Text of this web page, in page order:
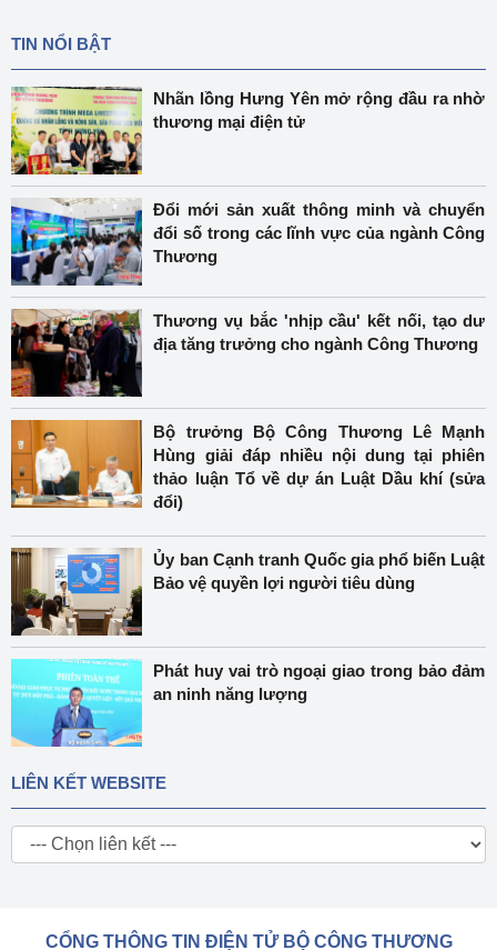
TIN NỔI BẬT
Nhãn lồng Hưng Yên mở rộng đầu ra nhờ
thương mại điện tử
Đổi mới sản xuất thông minh và chuyển
đổi số trong các lĩnh vực của ngành Công
Thương
Thương vụ bắc 'nhịp cầu' kết nối, tạo dư
địa tăng trưởng cho ngành Công Thương
Bộ trưởng Bộ Công Thương Lê Mạnh
Hùng giải đáp nhiều nội dung tại phiên
thảo luận Tổ về dự án Luật Dầu khí (sửa
đổi)
Ủy ban Cạnh tranh Quốc gia phổ biến Luật
Bảo vệ quyền lợi người tiêu dùng
Phát huy vai trò ngoại giao trong bảo đảm
an ninh năng lượng
LIÊN KẾT WEBSITE
CỔNG THÔNG TIN ĐIỆN TỬ BỘ CÔNG THƯƠNG